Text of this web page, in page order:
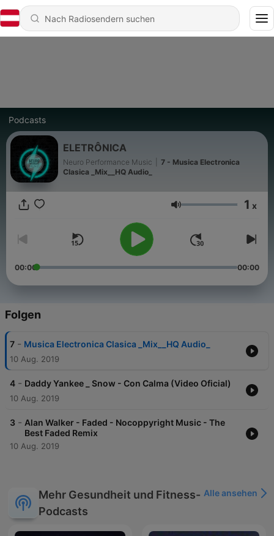
Podcasts
ELETRÔNICA
Neuro Performance Music
7 - Musica Electronica
Clasica _Mix__HQ Audio_
Lautstärke 1 x
00:00 00:00
Folgen
7 - Musica Electronica Clasica _Mix__HQ Audio_
10 Aug. 2019
4 - Daddy Yankee _ Snow - Con Calma (Video Oficial)
10 Aug. 2019
3 - Alan Walker - Faded - Nocoppyright Music - The
Best Faded Remix
10 Aug. 2019
Mehr Gesundheit und Fitness-
Podcasts
Alle ansehen